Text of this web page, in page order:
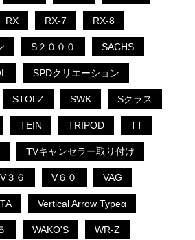
RX RX-7 RX-8
S２０００ SACHS
SPDクリエーション
STOLZ SWK Sクラス
TEIN TRIPOD TT
TVキャンセラー取り付け
V３６ V６０ VAG
Vertical Arrow Typeα
WAKO'S WR-Z